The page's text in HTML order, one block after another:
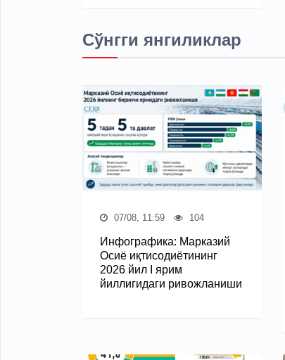
Сўнгги янгиликлар
07/08, 11:59 104
Инфографика: Марказий
Осиё иқтисодиётининг
2026 йил I ярим
йиллигидаги ривожланиши